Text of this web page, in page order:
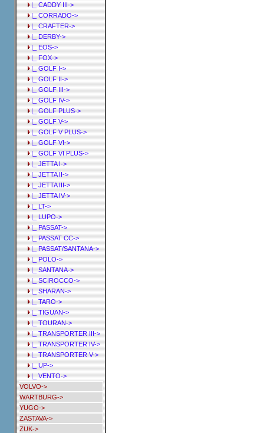
|_ CADDY III->
|_ CORRADO->
|_ CRAFTER->
|_ DERBY->
|_ EOS->
|_ FOX->
|_ GOLF I->
|_ GOLF II->
|_ GOLF III->
|_ GOLF IV->
|_ GOLF PLUS->
|_ GOLF V->
|_ GOLF V PLUS->
|_ GOLF VI->
|_ GOLF VI PLUS->
|_ JETTA I->
|_ JETTA II->
|_ JETTA III->
|_ JETTA IV->
|_ LT->
|_ LUPO->
|_ PASSAT->
|_ PASSAT CC->
|_ PASSAT/SANTANA->
|_ POLO->
|_ SANTANA->
|_ SCIROCCO->
|_ SHARAN->
|_ TARO->
|_ TIGUAN->
|_ TOURAN->
|_ TRANSPORTER III->
|_ TRANSPORTER IV->
|_ TRANSPORTER V->
|_ UP->
|_ VENTO->
VOLVO->
WARTBURG->
YUGO->
ZASTAVA->
ZUK->